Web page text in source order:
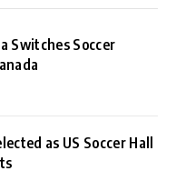
Switches Soccer
as US Soccer Hall